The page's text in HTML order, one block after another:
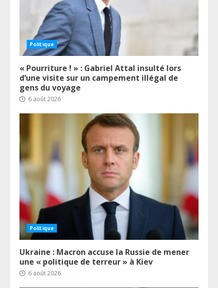
Politique
« Pourriture ! » : Gabriel Attal insulté lors
d’une visite sur un campement illégal de
gens du voyage
6 août 2026
Politique
Ukraine : Macron accuse la Russie de mener
une « politique de terreur » à Kiev
6 août 2026